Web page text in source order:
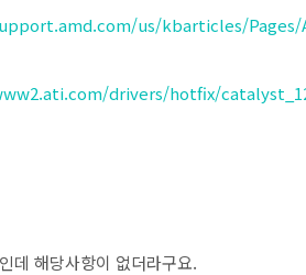
us/kbarticles/Pages/
drivers/hotfix/
데 해당사항이 없더라구요.